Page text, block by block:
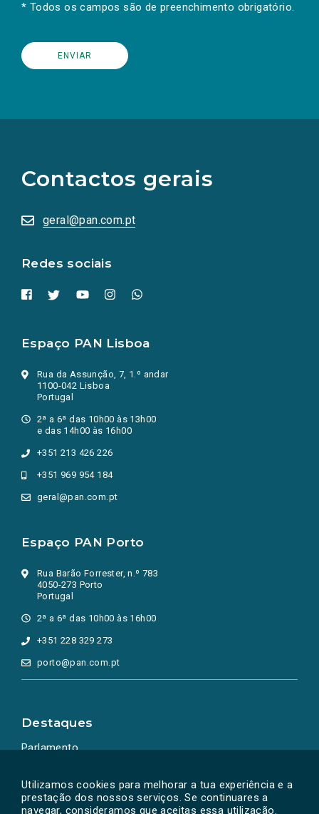
Utilizamos cookies para melhorar a tua experiência e a
prestação dos nossos serviços. Se continuares a
navegar, consideramos que aceitas essa utilização.
* Todos os campos são de preenchimento obrigatório.
Contactos gerais
geral@pan.com.pt
Redes sociais
redes
sociais
numa
nova
Espaço PAN Lisboa
Rua da Assunção, 7, 1.º andar
1100-042 Lisboa
Portugal
2ª a 6ª das 10h00 às 13h00
e das 14h00 às 16h00
+351 213 426 226
+351 969 954 184
geral@pan.com.pt
Espaço PAN Porto
Rua Barão Forrester, n.º 783
4050-273 Porto
Portugal
2ª a 6ª das 10h00 às 16h00
+351 228 329 273
porto@pan.com.pt
Destaques
Parlamento